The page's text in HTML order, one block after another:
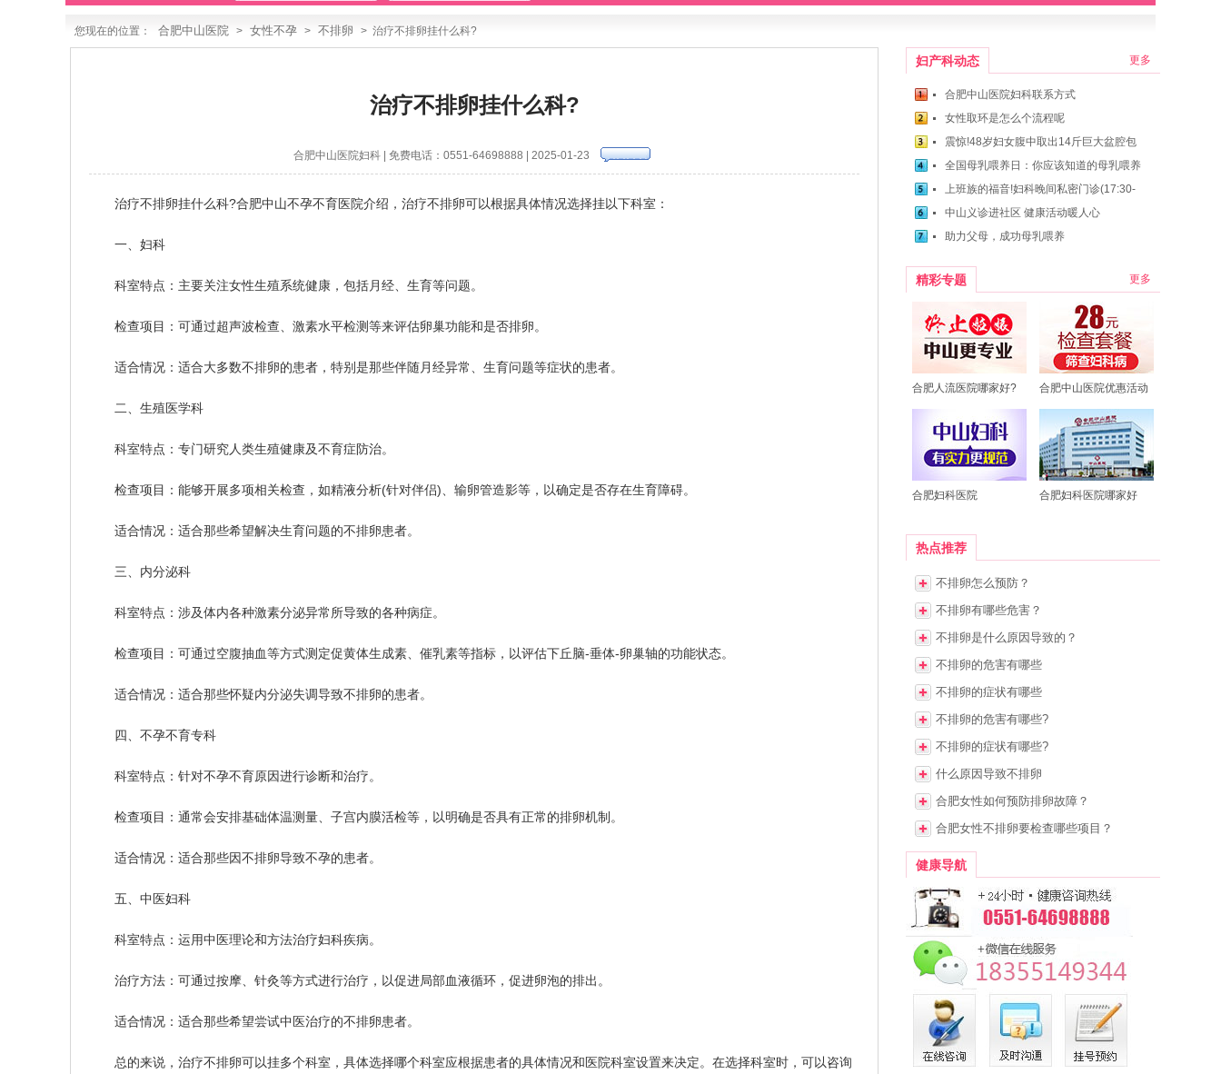
您现在的位置： 合肥中山医院 > 女性不孕 > 不排卵 > 治疗不排卵挂什么科?
治疗不排卵挂什么科?
合肥中山医院妇科| 免费电话：0551-64698888 | 2025-01-23
治疗不排卵挂什么科?合肥中山不孕不育医院介绍，治疗不排卵可以根据具体情况选择挂以下科室：
一、妇科
科室特点：主要关注女性生殖系统健康，包括月经、生育等问题。
检查项目：可通过超声波检查、激素水平检测等来评估卵巢功能和是否排卵。
适合情况：适合大多数不排卵的患者，特别是那些伴随月经异常、生育问题等症状的患者。
二、生殖医学科
科室特点：专门研究人类生殖健康及不育症防治。
检查项目：能够开展多项相关检查，如精液分析(针对伴侣)、输卵管造影等，以确定是否存在生育障碍。
适合情况：适合那些希望解决生育问题的不排卵患者。
三、内分泌科
科室特点：涉及体内各种激素分泌异常所导致的各种病症。
检查项目：可通过空腹抽血等方式测定促黄体生成素、催乳素等指标，以评估下丘脑-垂体-卵巢轴的功能状态。
适合情况：适合那些怀疑内分泌失调导致不排卵的患者。
四、不孕不育专科
科室特点：针对不孕不育原因进行诊断和治疗。
检查项目：通常会安排基础体温测量、子宫内膜活检等，以明确是否具有正常的排卵机制。
适合情况：适合那些因不排卵导致不孕的患者。
五、中医妇科
科室特点：运用中医理论和方法治疗妇科疾病。
治疗方法：可通过按摩、针灸等方式进行治疗，以促进局部血液循环，促进卵泡的排出。
适合情况：适合那些希望尝试中医治疗的不排卵患者。
总的来说，治疗不排卵可以挂多个科室，具体选择哪个科室应根据患者的具体情况和医院科室设置来决定。在选择科室时，可以咨询
更多
妇产科动态
合肥中山医院妇科联系方式
女性取环是怎么个流程呢
震惊!48岁妇女腹中取出14斤巨大盆腔包
全国母乳喂养日：你应该知道的母乳喂养
上班族的福音!妇科晚间私密门诊(17:30-
中山义诊进社区 健康活动暖人心
助力父母，成功母乳喂养
更多
精彩专题
合肥人流医院哪家好? 合肥中山医院优惠活动
合肥妇科医院 合肥妇科医院哪家好
热点推荐
不排卵怎么预防？
不排卵有哪些危害？
不排卵是什么原因导致的？
不排卵的危害有哪些
不排卵的症状有哪些
不排卵的危害有哪些?
不排卵的症状有哪些?
什么原因导致不排卵
合肥女性如何预防排卵故障？
合肥女性不排卵要检查哪些项目？
健康导航